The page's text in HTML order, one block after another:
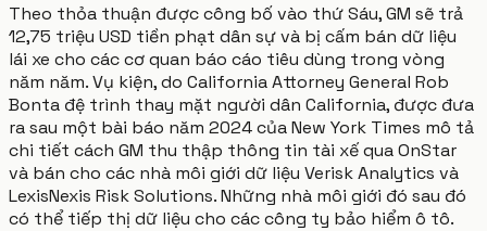
Theo thỏa thuận được công bố vào thứ Sáu, GM sẽ trả
12,75 triệu USD tiền phạt dân sự và bị cấm bán dữ liệu
lái xe cho các cơ quan báo cáo tiêu dùng trong vòng
năm năm. Vụ kiện, do California Attorney General Rob
Bonta đệ trình thay mặt người dân California, được đưa
ra sau một bài báo năm 2024 của New York Times mô tả
chi tiết cách GM thu thập thông tin tài xế qua OnStar
và bán cho các nhà môi giới dữ liệu Verisk Analytics và
LexisNexis Risk Solutions. Những nhà môi giới đó sau đó
có thể tiếp thị dữ liệu cho các công ty bảo hiểm ô tô.